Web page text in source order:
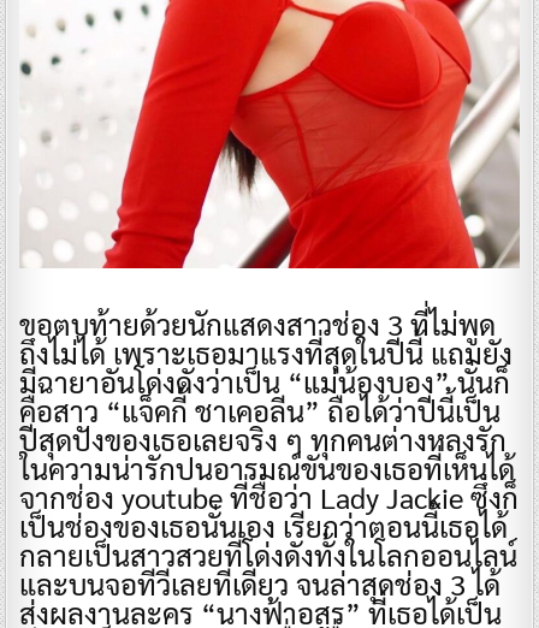
ขอตบท้ายด้วยนักแสดงสาวช่อง 3 ที่ไม่พูด
ถึงไม่ได้ เพราะเธอมาแรงที่สุดในปีนี้ แถมยัง
มีฉายาอันโด่งดังว่าเป็น “แม่น้องบอง” นั่นก็
คือสาว “แจ็คกี้ ชาเคอลีน” ถือได้ว่าปีนี้เป็น
ปีสุดปังของเธอเลยจริง ๆ ทุกคนต่างหลงรัก
ในความน่ารักปนอารมณ์ขันของเธอที่เห็นได้
จากช่อง youtube ที่ชื่อว่า Lady Jackie ซึ่งก็
เป็นช่องของเธอนั่นเอง เรียกว่าตอนนี้เธอได้
กลายเป็นสาวสวยที่โด่งดังทั้งในโลกออนไลน์
และบนจอทีวีเลยทีเดียว จนล่าสุดช่อง 3 ได้
ส่งผลงานละคร “นางฟ้าอสูร” ที่เธอได้เป็น